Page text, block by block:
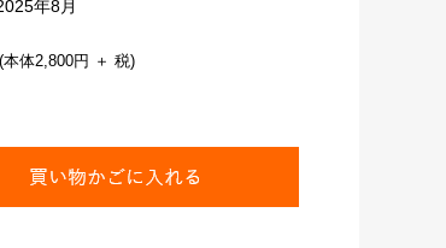
年8月
(本体2,800円 ＋ 税)